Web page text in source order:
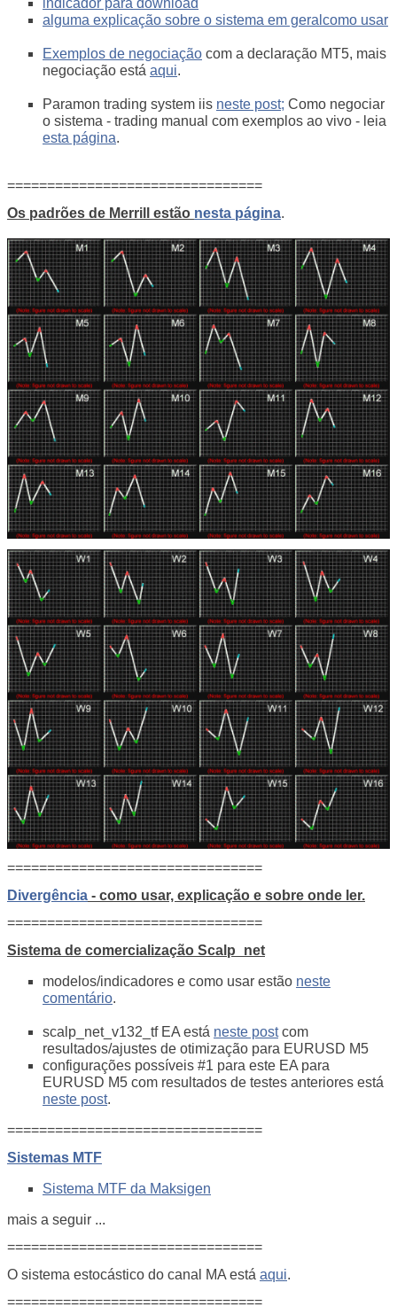
indicador para download
alguma explicação sobre o sistema em geral como usar
Exemplos de negociação com a declaração MT5, mais
negociação está aqui.
Paramon trading system iis neste post; Como negociar
o sistema - trading manual com exemplos ao vivo - leia
esta página.
================================
Os padrões de Merrill estão nesta página.
================================
Divergência - como usar, explicação e sobre onde ler.
================================
Sistema de comercialização Scalp_net
modelos/indicadores e como usar estão neste
comentário.
scalp_net_v132_tf EA está neste postcom
resultados/ajustes de otimização para EURUSD M5
configurações possíveis #1 para este EA para
EURUSD M5 com resultados de testes anteriores está
neste post.
================================
Sistemas MTF
Sistema MTF da Maksigen
mais a seguir ...
================================
O sistema estocástico do canal MA está aqui.
================================